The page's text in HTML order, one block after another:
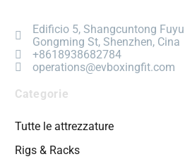
Edificio 5, Shangcuntong
Gongming St, Shenzhen, Cina
+8618938682784
operations@evboxingfit.com
Categorie
Tutte le attrezzature
Rigs & Racks